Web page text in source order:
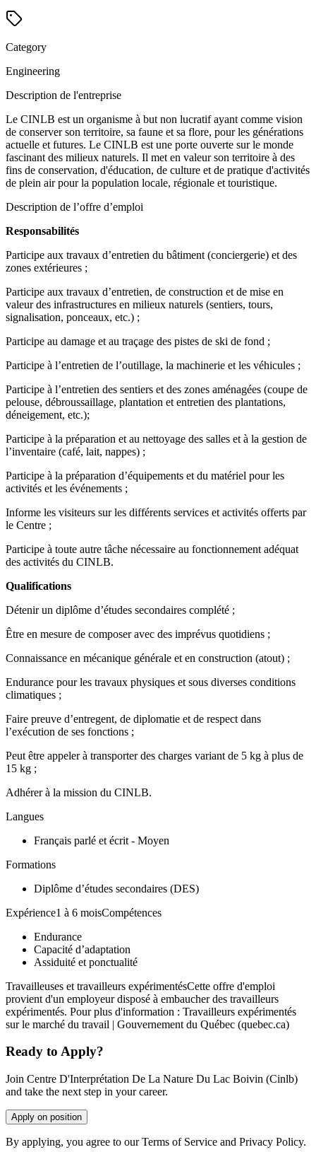
Category
Engineering
Description de l'entreprise
Le CINLB est un organisme à but non lucratif ayant comme vision
de conserver son territoire, sa faune et sa flore, pour les générations
actuelle et futures. Le CINLB est une porte ouverte sur le monde
fascinant des milieux naturels. Il met en valeur son territoire à des
fins de conservation, d'éducation, de culture et de pratique d'activités
de plein air pour la population locale, régionale et touristique.
Description de l’offre d’emploi
Responsabilités
Participe aux travaux d’entretien du bâtiment (conciergerie) et des
zones extérieures ;
Participe aux travaux d’entretien, de construction et de mise en
valeur des infrastructures en milieux naturels (sentiers, tours,
signalisation, ponceaux, etc.) ;
Participe au damage et au traçage des pistes de ski de fond ;
Participe à l’entretien de l’outillage, la machinerie et les véhicules ;
Participe à l’entretien des sentiers et des zones aménagées (coupe de
pelouse, débroussaillage, plantation et entretien des plantations,
déneigement, etc.);
Participe à la préparation et au nettoyage des salles et à la gestion de
l’inventaire (café, lait, nappes) ;
Participe à la préparation d’équipements et du matériel pour les
activités et les événements ;
Informe les visiteurs sur les différents services et activités offerts par
le Centre ;
Participe à toute autre tâche nécessaire au fonctionnement adéquat
des activités du CINLB.
Qualifications
Détenir un diplôme d’études secondaires complété ;
Être en mesure de composer avec des imprévus quotidiens ;
Connaissance en mécanique générale et en construction (atout) ;
Endurance pour les travaux physiques et sous diverses conditions
climatiques ;
Faire preuve d’entregent, de diplomatie et de respect dans
l’exécution de ses fonctions ;
Peut être appeler à transporter des charges variant de 5 kg à plus de
15 kg ;
Adhérer à la mission du CINLB.
Langues
Français parlé et écrit - Moyen
Formations
Diplôme d’études secondaires (DES)
Expérience1 à 6 moisCompétences
Endurance
Capacité d’adaptation
Assiduité et ponctualité
Travailleuses et travailleurs expérimentésCette offre d'emploi
provient d'un employeur disposé à embaucher des travailleurs
expérimentés. Pour plus d'information : Travailleurs expérimentés
sur le marché du travail | Gouvernement du Québec (quebec.ca)
Ready to Apply?
Join Centre D'Interprétation De La Nature Du Lac Boivin (Cinlb)
and take the next step in your career.
Apply on position
By applying, you agree to our Terms of Service and Privacy Policy.